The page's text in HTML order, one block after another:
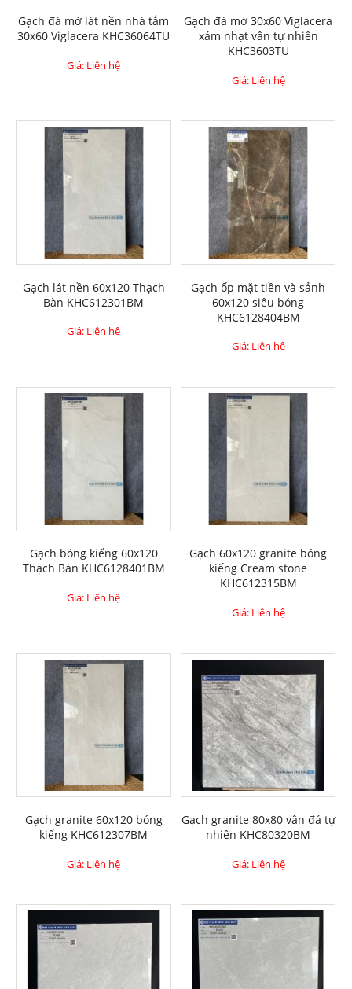
Gạch đá mờ lát nền nhà tắm
30x60 Viglacera KHC36064TU
Giá: Liên hệ
Gạch đá mờ 30x60 Viglacera
xám nhạt vân tự nhiên
KHC3603TU
Giá: Liên hệ
Gạch lát nền 60x120 Thạch
Bàn KHC612301BM
Giá: Liên hệ
Gạch ốp mặt tiền và sảnh
60x120 siêu bóng
KHC6128404BM
Giá: Liên hệ
Gạch bóng kiếng 60x120
Thạch Bàn KHC6128401BM
Giá: Liên hệ
Gạch 60x120 granite bóng
kiếng Cream stone
KHC612315BM
Giá: Liên hệ
Gạch granite 60x120 bóng
kiếng KHC612307BM
Giá: Liên hệ
Gạch granite 80x80 vân đá tự
nhiên KHC80320BM
Giá: Liên hệ